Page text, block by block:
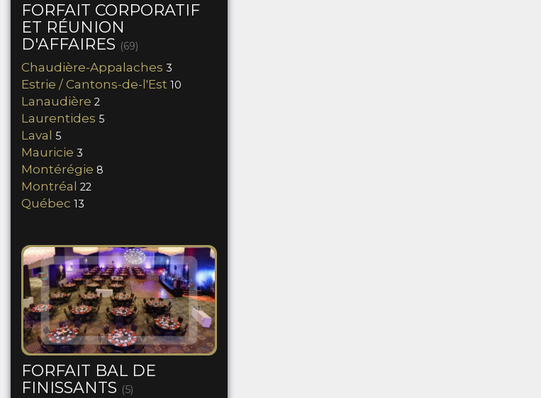
FORFAIT CORPORATIF
ET RÉUNION
D'AFFAIRES (69)
Chaudière-Appalaches 3
Estrie / Cantons-de-l'Est 10
Lanaudière 2
Laurentides 5
Laval 5
Mauricie 3
Montérégie 8
Montréal 22
Québec 13
FORFAIT BAL DE
FINISSANTS (5)